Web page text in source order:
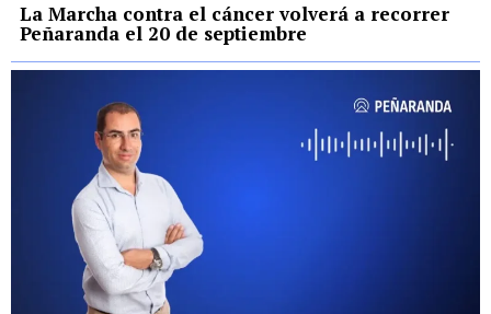
La Marcha contra el cáncer volverá a recorrer
Peñaranda el 20 de septiembre